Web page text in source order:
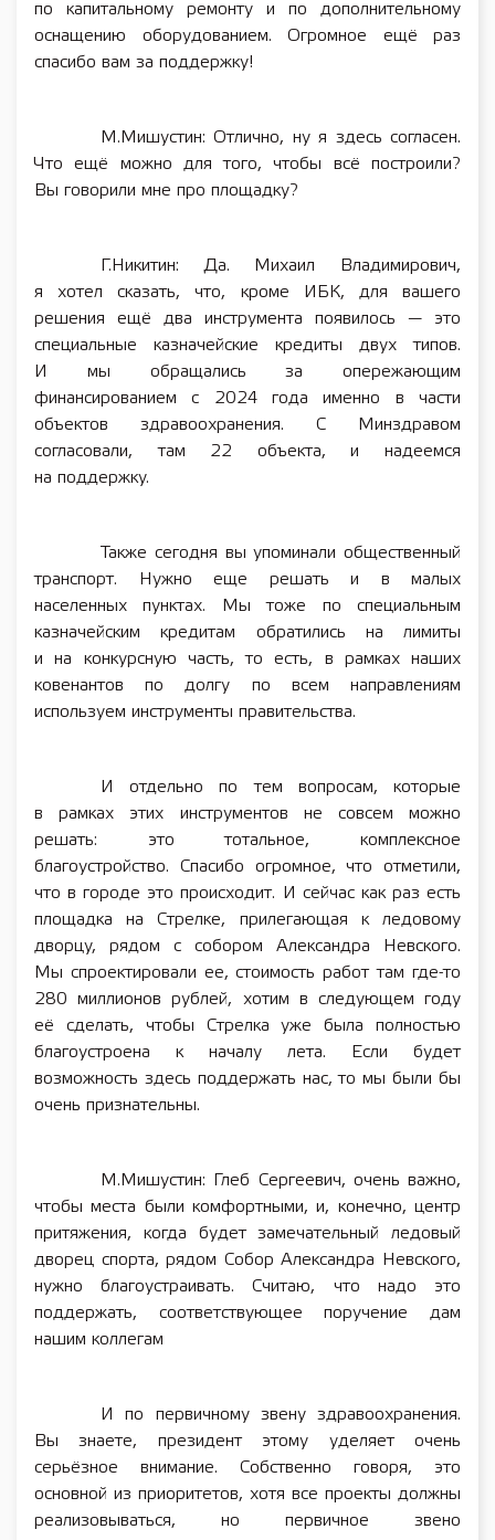
по капитальному ремонту и по дополнительному
оснащению оборудованием. Огромное ещё раз
спасибо вам за поддержку!
М.Мишустин: Отлично, ну я здесь согласен.
Что ещё можно для того, чтобы всё построили?
Вы говорили мне про площадку?
Г.Никитин: Да. Михаил Владимирович,
я хотел сказать, что, кроме ИБК, для вашего
решения ещё два инструмента появилось — это
специальные казначейские кредиты двух типов.
И мы обращались за опережающим
финансированием с 2024 года именно в части
объектов здравоохранения. С Минздравом
согласовали, там 22 объекта, и надеемся
на поддержку.
Также сегодня вы упоминали общественный
транспорт. Нужно еще решать и в малых
населенных пунктах. Мы тоже по специальным
казначейским кредитам обратились на лимиты
и на конкурсную часть, то есть, в рамках наших
ковенантов по долгу по всем направлениям
используем инструменты правительства.
И отдельно по тем вопросам, которые
в рамках этих инструментов не совсем можно
решать: это тотальное, комплексное
благоустройство. Спасибо огромное, что отметили,
что в городе это происходит. И сейчас как раз есть
площадка на Стрелке, прилегающая к ледовому
дворцу, рядом с собором Александра Невского.
Мы спроектировали ее, стоимость работ там где-то
280 миллионов рублей, хотим в следующем году
её сделать, чтобы Стрелка уже была полностью
благоустроена к началу лета. Если будет
возможность здесь поддержать нас, то мы были бы
очень признательны.
М.Мишустин: Глеб Сергеевич, очень важно,
чтобы места были комфортными, и, конечно, центр
притяжения, когда будет замечательный ледовый
дворец спорта, рядом Собор Александра Невского,
нужно благоустраивать. Считаю, что надо это
поддержать, соответствующее поручение дам
нашим коллегам
И по первичному звену здравоохранения.
Вы знаете, президент этому уделяет очень
серьёзное внимание. Собственно говоря, это
основной из приоритетов, хотя все проекты должны
реализовываться, но первичное звено